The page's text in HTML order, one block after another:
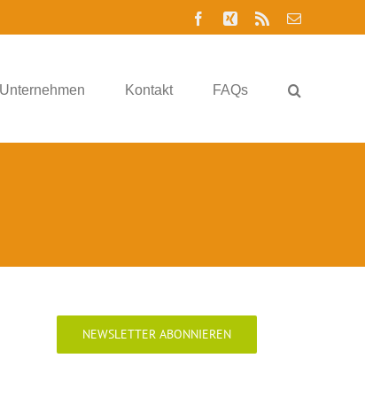
Facebook
Xing Rss
E-
Mail
Kontakt FAQs
NEWSLETTER ABONNIEREN